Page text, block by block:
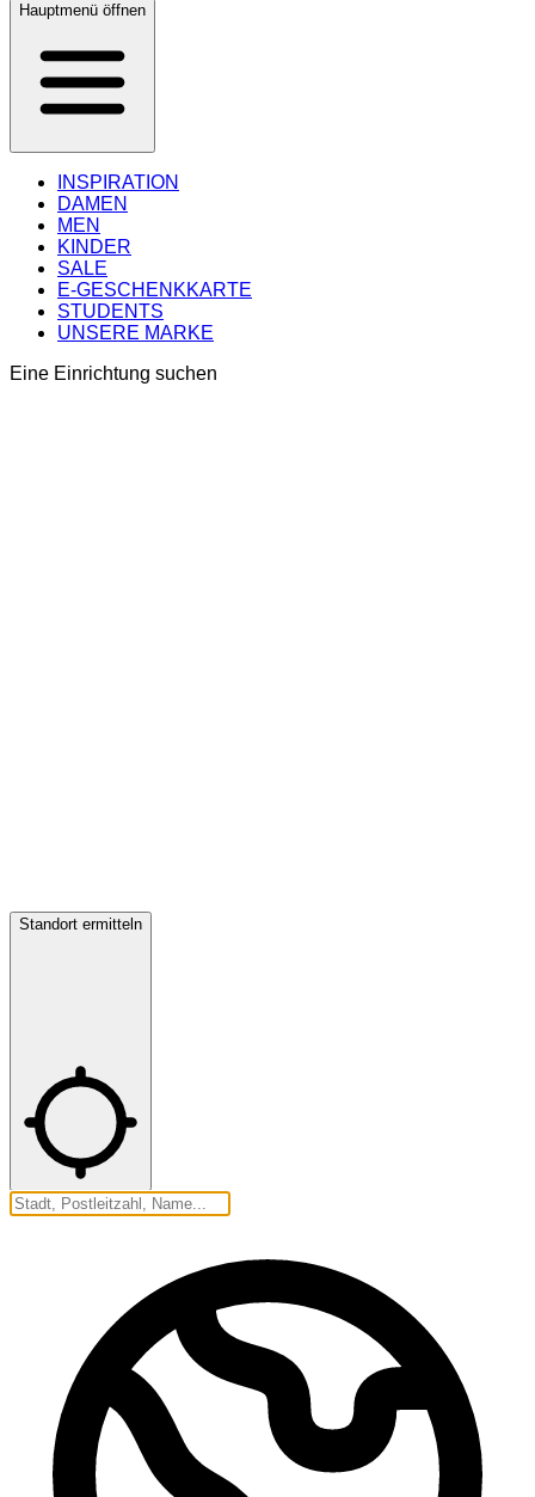
Hauptmenü öffnen
INSPIRATION
DAMEN
MEN
KINDER
SALE
E-GESCHENKKARTE
STUDENTS
UNSERE MARKE
Eine Einrichtung suchen
Standort ermitteln